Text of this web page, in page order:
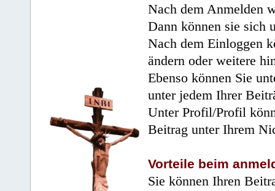
Nach dem Anmelden
Dann können sie sich
Nach dem Einloggen
ändern oder weitere
Ebenso können Sie
unter jedem Ihrer
Unter Profil/Profil
Beitrag unter Ihrem
Vorteile beim
Sie können Ihren